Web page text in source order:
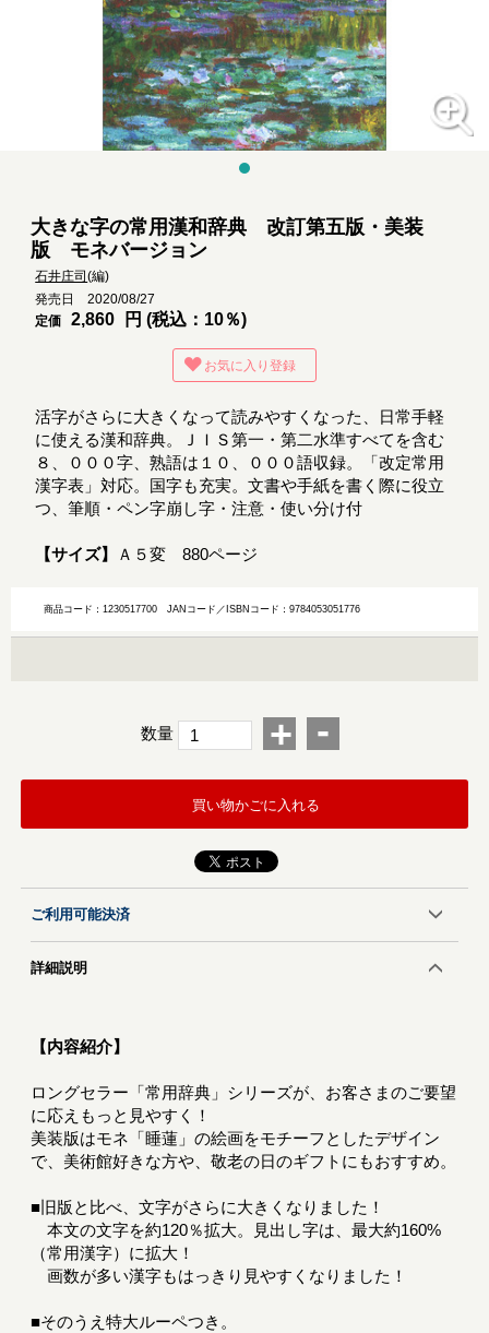
大きな字の常用漢和辞典 改訂第五版・美装
版 モネバージョン
石井庄司(編)
発売日 2020/08/27
定価
2,860 円 (税込：10％)
お気に入り登録
活字がさらに大きくなって読みやすくなった、日常手軽
に使える漢和辞典。ＪＩＳ第一・第二水準すべてを含む
８、０００字、熟語は１０、０００語収録。「改定常用
漢字表」対応。国字も充実。文書や手紙を書く際に役立
つ、筆順・ペン字崩し字・注意・使い分け付
【サイズ】 Ａ５変 880ページ
商品コード：1230517700JANコード／ISBNコード：9784053051776
数量 + -
買い物かごに入れる
ご利用可能決済
詳細説明
【内容紹介】
ロングセラー「常用辞典」シリーズが、お客さまのご要望
に応えもっと見やすく！
美装版はモネ「睡蓮」の絵画をモチーフとしたデザイン
で、美術館好きな方や、敬老の日のギフトにもおすすめ。
■旧版と比べ、文字がさらに大きくなりました！
本文の文字を約120％拡大。見出し字は、最大約160%
（常用漢字）に拡大！
画数が多い漢字もはっきり見やすくなりました！
■そのうえ特大ルーペつき。